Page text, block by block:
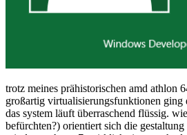
trotz meines prähistorischen amd athlon
großartig virtualisierungsfunktionen ging
das system läuft überraschend flüssig.
befürchten?) orientiert sich die